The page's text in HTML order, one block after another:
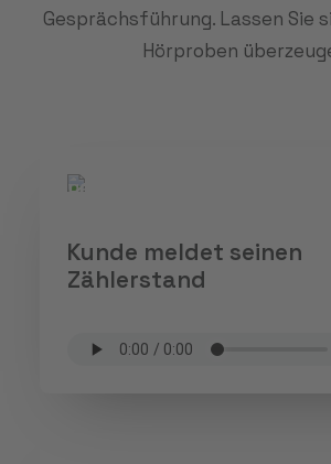
Gesprächsführung. Lassen Sie
Hörproben
Kunde meldet seinen
Zählerstand